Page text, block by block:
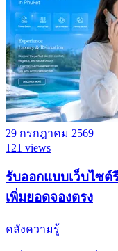
29 กรกฎาคม 2569
121 views
รับออกแบบเว็บไซ
เพิ่มยอดจองตรง
คลังความรู้